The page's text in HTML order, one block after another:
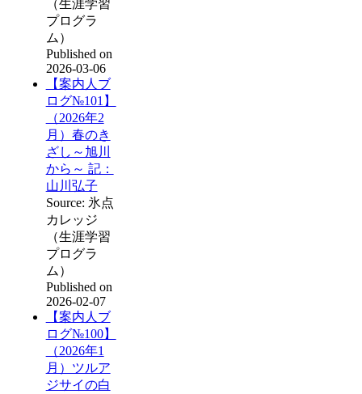
（生涯学習
プログラ
ム）
Published on
2026-03-06
【案内人ブ
ログ№101】
（2026年2
月）春のき
ざし～旭川
から～ 記：
山川弘子
Source: 氷点
カレッジ
（生涯学習
プログラ
ム）
Published on
2026-02-07
【案内人ブ
ログ№100】
（2026年1
月）ツルア
ジサイの白